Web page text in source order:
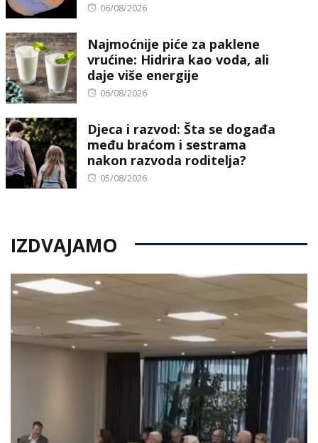
Posted
06/08/2026
Najmoćnije piće za paklene
vrućine: Hidrira kao voda, ali
daje više energije
Posted
06/08/2026
Djeca i razvod: Šta se događa
među braćom i sestrama
nakon razvoda roditelja?
Posted
05/08/2026
IZDVAJAMO